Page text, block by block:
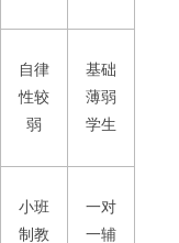
自律
性较
弱
基础
薄弱
学生
小班
制教
一对
一辅